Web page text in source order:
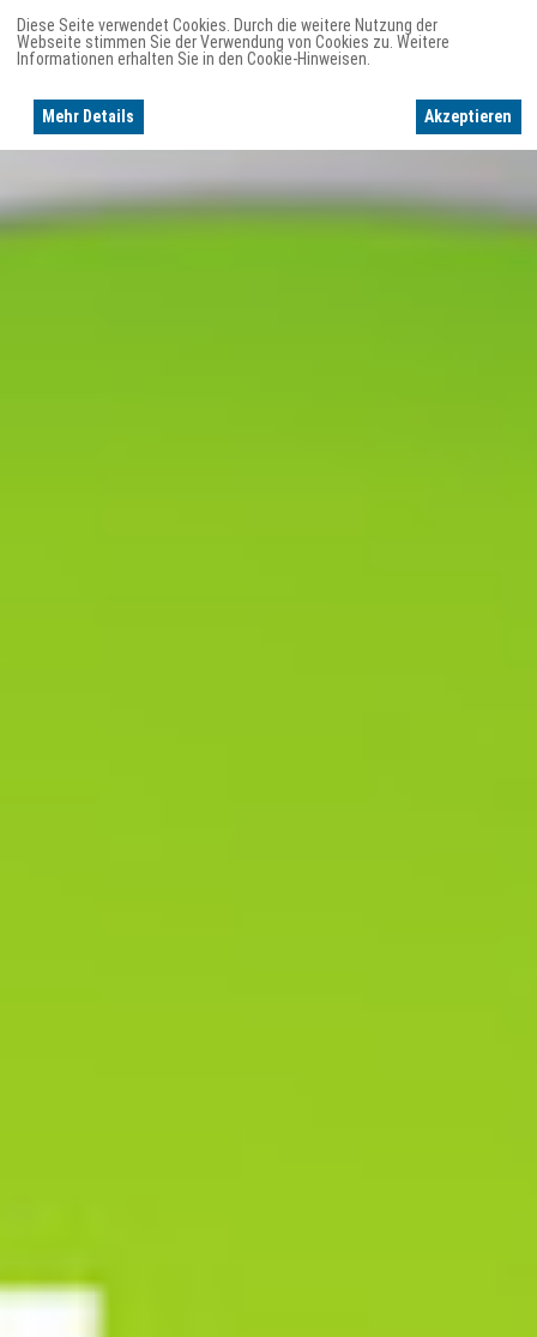
Diese Seite verwendet Cookies. Durch die weitere Nutzung der
Webseite stimmen Sie der Verwendung von Cookies zu. Weitere
Informationen erhalten Sie in den Cookie-Hinweisen.
Mehr Details Akzeptieren